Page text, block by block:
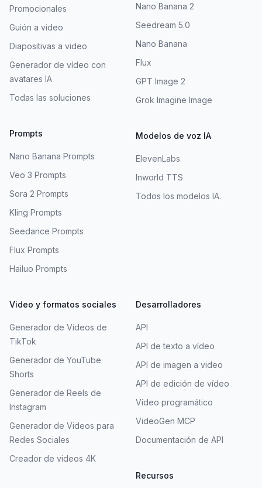
Promocionales
Guión a video
Diapositivas a video
Generador de vídeo con
avatares IA
Todas las soluciones
Prompts
Nano Banana Prompts
Veo 3 Prompts
Sora 2 Prompts
Kling Prompts
Seedance Prompts
Flux Prompts
Hailuo Prompts
Nano Banana 2
Seedream 5.0
Nano Banana
Flux
GPT Image 2
Grok Imagine Image
Modelos de voz IA
ElevenLabs
Inworld TTS
Todos los modelos IA.
Video y formatos sociales
Generador de Videos de
TikTok
Generador de YouTube
Shorts
Generador de Reels de
Instagram
Generador de Videos para
Redes Sociales
Creador de videos 4K
Desarrolladores
API
API de texto a vídeo
API de imagen a video
API de edición de vídeo
Vídeo programático
VideoGen MCP
Documentación de API
Recursos